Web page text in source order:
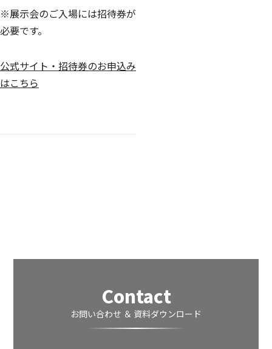
※展示会のご入場には招待券が
必要です。
公式サイト・招待券のお申込み
はこちら
Contact
お問い合わせ ＆ 資料ダウンロード